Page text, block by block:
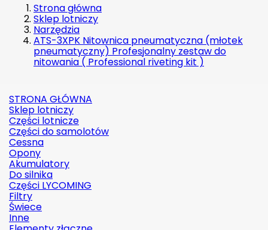
Strona główna
Sklep lotniczy
Narzędzia
ATS-3XPK Nitownica pneumatyczna (młotek
pneumatyczny) Profesjonalny zestaw do
nitowania ( Professional riveting kit )
STRONA GŁÓWNA
Sklep lotniczy
Części lotnicze
Części do samolotów
Cessna
Opony
Akumulatory
Do silnika
Części LYCOMING
Filtry
Świece
Inne